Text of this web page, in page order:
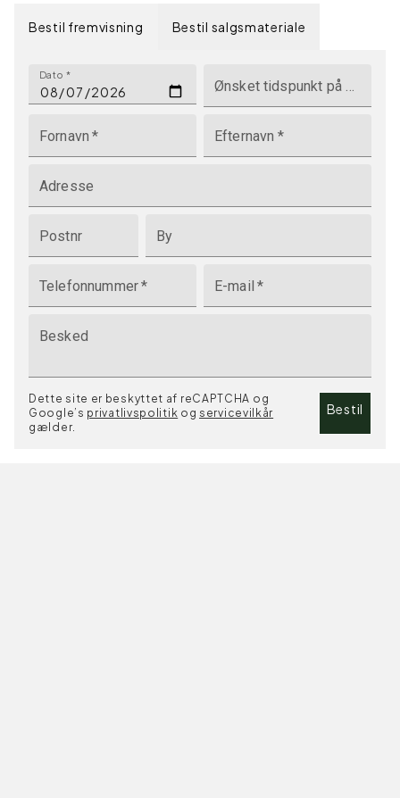
Bestil fremvisning Bestil salgsmateriale
Dato *
Ønsket tidspunkt på dagen
Fornavn * Efternavn *
Adresse
Postnr By
Telefonnummer* E-mail *
Besked
Dette site er beskyttet af reCAPTCHA og
Google’s privatlivspolitik og servicevilkår
gælder.
Bestil